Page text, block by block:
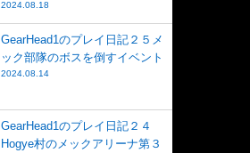
2024.08.18
GearHead1のプレイ日記２５メ
ック部隊のボスを倒すイベント
2024.08.14
GearHead1のプレイ日記２４
Hogye村のメックアリーナ第３